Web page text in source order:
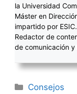
la Universidad
Máster en
impartido por
Redactor de
de comunicación y
Categorías
Consejos